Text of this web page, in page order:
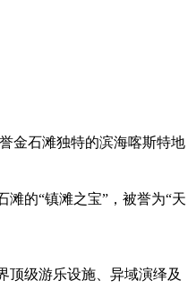
金石滩独特的滨海喀斯特地
的“镇滩之宝”，被誉为“天
顶级游乐设施、异域演绎及